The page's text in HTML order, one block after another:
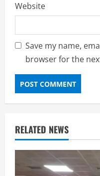
Website
Save my name,
browser for the
RELATED NEWS